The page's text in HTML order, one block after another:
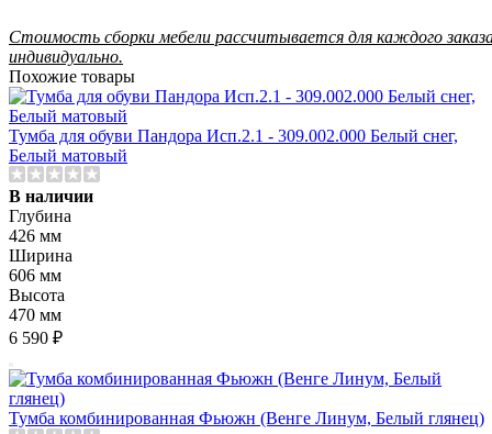
Стоимость сборки мебели рассчитывается для каждого
индивидуально.
Похожие товары
Тумба для обуви Пандора Исп.2.1 - 309.002.000 Белый снег,
Белый матовый
В наличии
Глубина
426 мм
Ширина
606 мм
Высота
470 мм
6 590 ₽
Тумба комбинированная Фьюжн (Венге Линум, Белый глянец)